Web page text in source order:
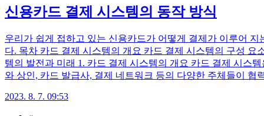
신용카드 결제 시스템의 동작 방식
우리가 쉽게 접하고 있는 신용카드가 어떻게 결제가 이루어
다. 목차 카드 결제 시스템의 개요 카드 결제 시스템의 구성
템의 발전과 미래 1. 카드 결제 시스템의 개요 카드 결제 시스
와 상인, 카드 발급사, 결제 네트워크 등의 다양한 주체들이
2023. 8. 7. 09:53